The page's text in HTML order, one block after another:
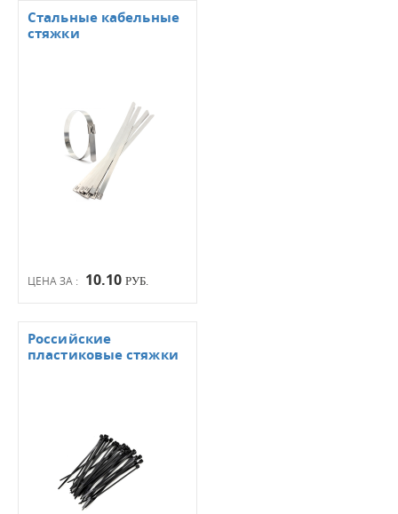
ЦЕНА ЗА : 10.10 РУБ.
Стальные кабельные
стяжки
Российские
пластиковые стяжки